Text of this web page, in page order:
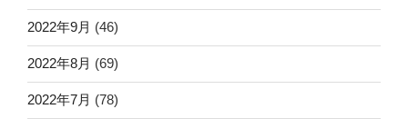
2022年9月 (46)
2022年8月 (69)
2022年7月 (78)